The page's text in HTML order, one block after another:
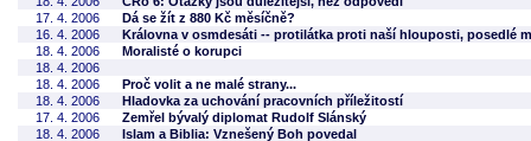
17. 4. 2006
Dá se žít z 880 Kč měsíčně?
16. 4. 2006
Královna v osmdesáti -- protilátka proti naší hlouposti, posedlé
18. 4. 2006
Moralisté o korupci
18. 4. 2006
18. 4. 2006
Proč volit a ne malé strany...
18. 4. 2006
Hladovka za uchování pracovních příležitostí
17. 4. 2006
Zemřel bývalý diplomat Rudolf Slánský
18. 4. 2006
Islam a Biblia: Vznešený Boh povedal